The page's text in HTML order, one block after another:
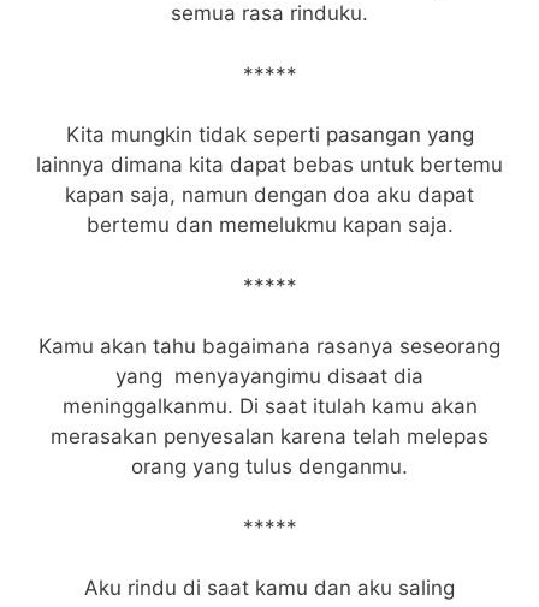
semua rasa rinduku.
*****
Kita mungkin tidak seperti pasangan yang
lainnya dimana kita dapat bebas untuk bertemu
kapan saja, namun dengan doa aku dapat
bertemu dan memelukmu kapan saja.
*****
Kamu akan tahu bagaimana rasanya seseorang
yang menyayangimu disaat dia
meninggalkanmu. Di saat itulah kamu akan
merasakan penyesalan karena telah melepas
orang yang tulus denganmu.
*****
Aku rindu di saat kamu dan aku saling